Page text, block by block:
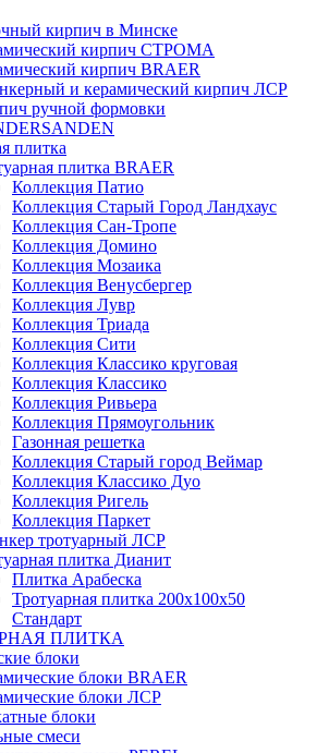
кирпич в Минске
кирпич СТРОМА
кирпич BRAER
и керамический кирпич ЛСР
ручной формовки
плитка
плитка BRAER
Коллекция Патио
Коллекция Старый Город Ландхаус
Коллекция Сан-Тропе
Коллекция Домино
Коллекция Мозаика
Коллекция Венусбергер
Коллекция Лувр
Коллекция Триада
Коллекция Сити
Коллекция Классико круговая
Коллекция Классико
Коллекция Ривьера
Коллекция Прямоугольник
Газонная решетка
Коллекция Старый город Веймар
Коллекция Классико Дуо
Коллекция Ригель
Коллекция Паркет
тротуарный ЛСР
плитка Дианит
Плитка Арабеска
Тротуарная плитка 200х100х50
Стандарт
ПЛИТКА
блоки
блоки BRAER
блоки ЛСР
блоки
смеси